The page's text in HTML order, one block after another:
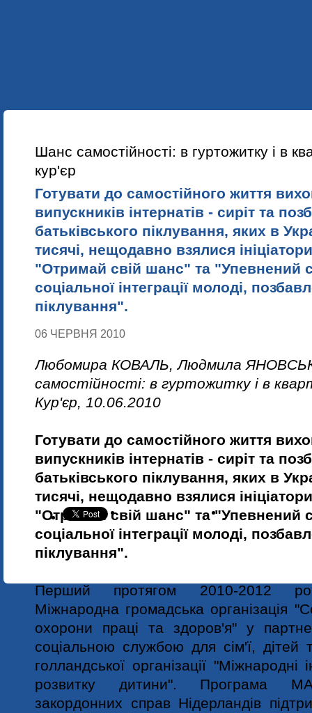
Шанс самостійності: в гуртожитку і в
кур'єр
Готувати до самостійного життя
випускників інтернатів - сиріт та
батьківського піклування, яких в
тисячі, нещодавно взялися
"Отримай свій шанс" та "Упевнений
соціальної інтеграції молоді,
піклування".
06 ЧЕРВНЯ 2010
Любомира КОВАЛЬ, Людмила
самостійності: в гуртожитку і в
Кур'єр, 10.06.2010
Готувати до самостійного життя
випускників інтернатів - сиріт та
батьківського піклування, яких в
тисячі, нещодавно взялися
"Отримай свій шанс" та "Упевнений
соціальної інтеграції молоді,
піклування".
Перший протягом 2010-2012
Міжнародна громадська організація
охорони праці та здоров'я" у
соціальною службою для сім'ї, дітей
голландської організації "Міжнародні
розвитку дитини". Програма
закордонних справ Нідерландів